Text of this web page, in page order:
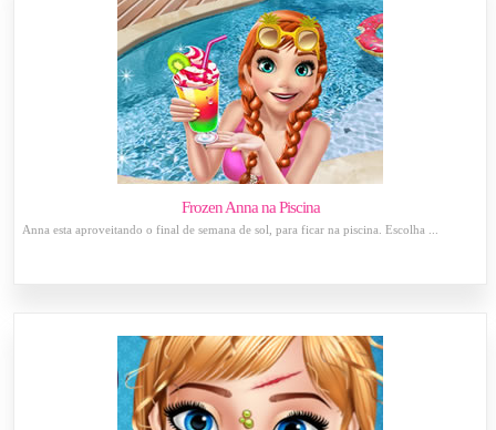
Frozen Anna na Piscina
Anna esta aproveitando o final de semana de sol, para ficar na piscina. Escolha ...